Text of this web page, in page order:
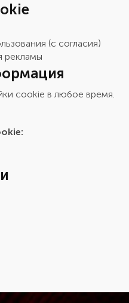
(с согласия)
рекламы
cookie в любое время.